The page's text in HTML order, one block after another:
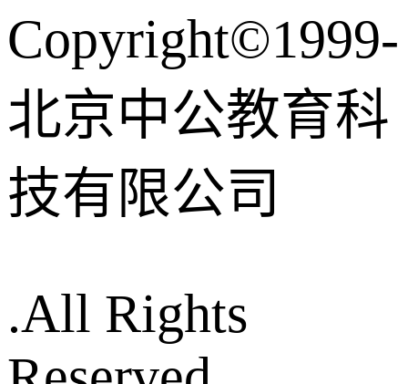
Copyright©1999-
北京中公教育科
技有限公司
.All Rights